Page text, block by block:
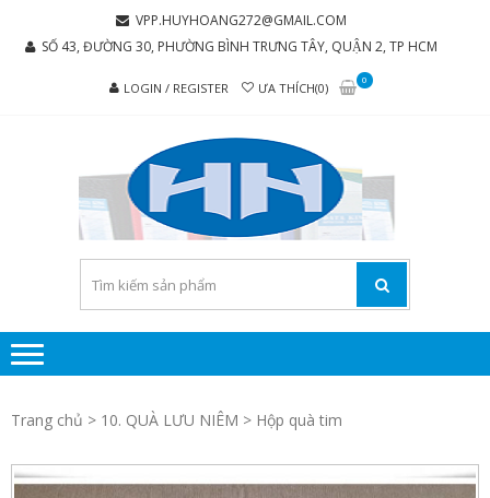
VPP.HUYHOANG272@GMAIL.COM
SỐ 43, ĐƯỜNG 30, PHƯỜNG BÌNH TRƯNG TÂY, QUẬN 2, TP HCM
LOGIN / REGISTER ƯA THÍCH(0)
0
Trang chủ > 10. QUÀ LƯU NIÊM > Hộp quà tim